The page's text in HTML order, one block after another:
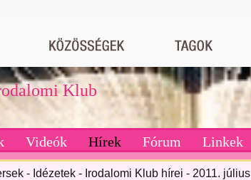
Klub
Videók Hírek Fórum Linkek
- Idézetek - Irodalomi Klub hírei - 2011. július